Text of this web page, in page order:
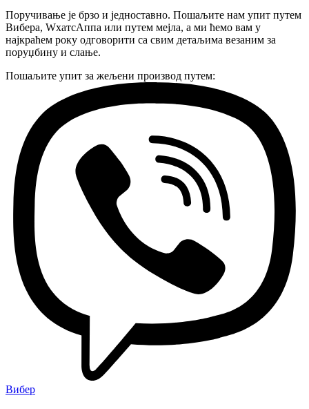
Поручивање је брзо и једноставно. Пошаљите нам упит путем
Вибера, WхатсАппа или путем мејла, а ми ћемо вам у
најкраћем року одговорити са свим детаљима везаним за
поруџбину и слање.
Пошаљите упит за жељени производ путем:
Вибер